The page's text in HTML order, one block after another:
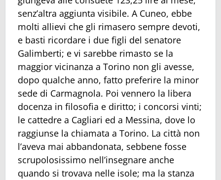
senz’altra aggiunta visibile. A Cuneo, ebbe
molti allievi che gli rimasero sempre devoti,
e basti ricordare i due figli del senatore
Galimberti; e vi sarebbe rimasto se la
maggior vicinanza a Torino non gli avesse,
dopo qualche anno, fatto preferire la minor
sede di Carmagnola. Poi vennero la libera
docenza in filosofia e diritto; i concorsi vinti;
le cattedre a Cagliari ed a Messina, dove lo
raggiunse la chiamata a Torino. La città non
l’aveva mai abbandonata, sebbene fosse
scrupolosissimo nell’insegnare anche
quando si trovava nelle isole; ma la stanza